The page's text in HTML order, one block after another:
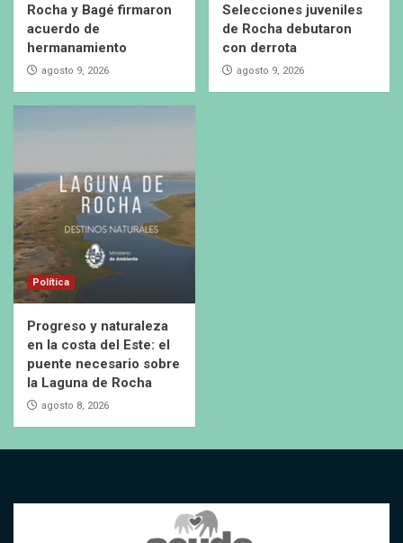
Rocha y Bagé firmaron
acuerdo de
hermanamiento
agosto 9, 2026
Selecciones juveniles
de Rocha debutaron
con derrota
agosto 9, 2026
Política
Progreso y naturaleza
en la costa del Este: el
puente necesario sobre
la Laguna de Rocha
agosto 8, 2026